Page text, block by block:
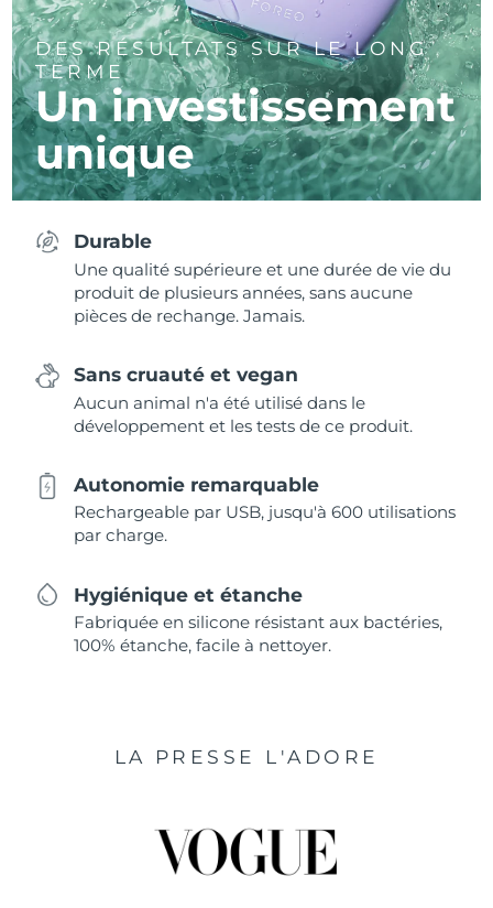
DES RÉSULTATS SUR LE LONG
TERME
Un investissement
unique
Durable
Une qualité supérieure et une durée de vie du
produit de plusieurs années, sans aucune
pièces de rechange. Jamais.
Sans cruauté et vegan
Aucun animal n'a été utilisé dans le
développement et les tests de ce produit.
Autonomie remarquable
Rechargeable par USB, jusqu'à 600 utilisations
par charge.
Hygiénique et étanche
Fabriquée en silicone résistant aux bactéries,
100% étanche, facile à nettoyer.
LA PRESSE L'ADORE